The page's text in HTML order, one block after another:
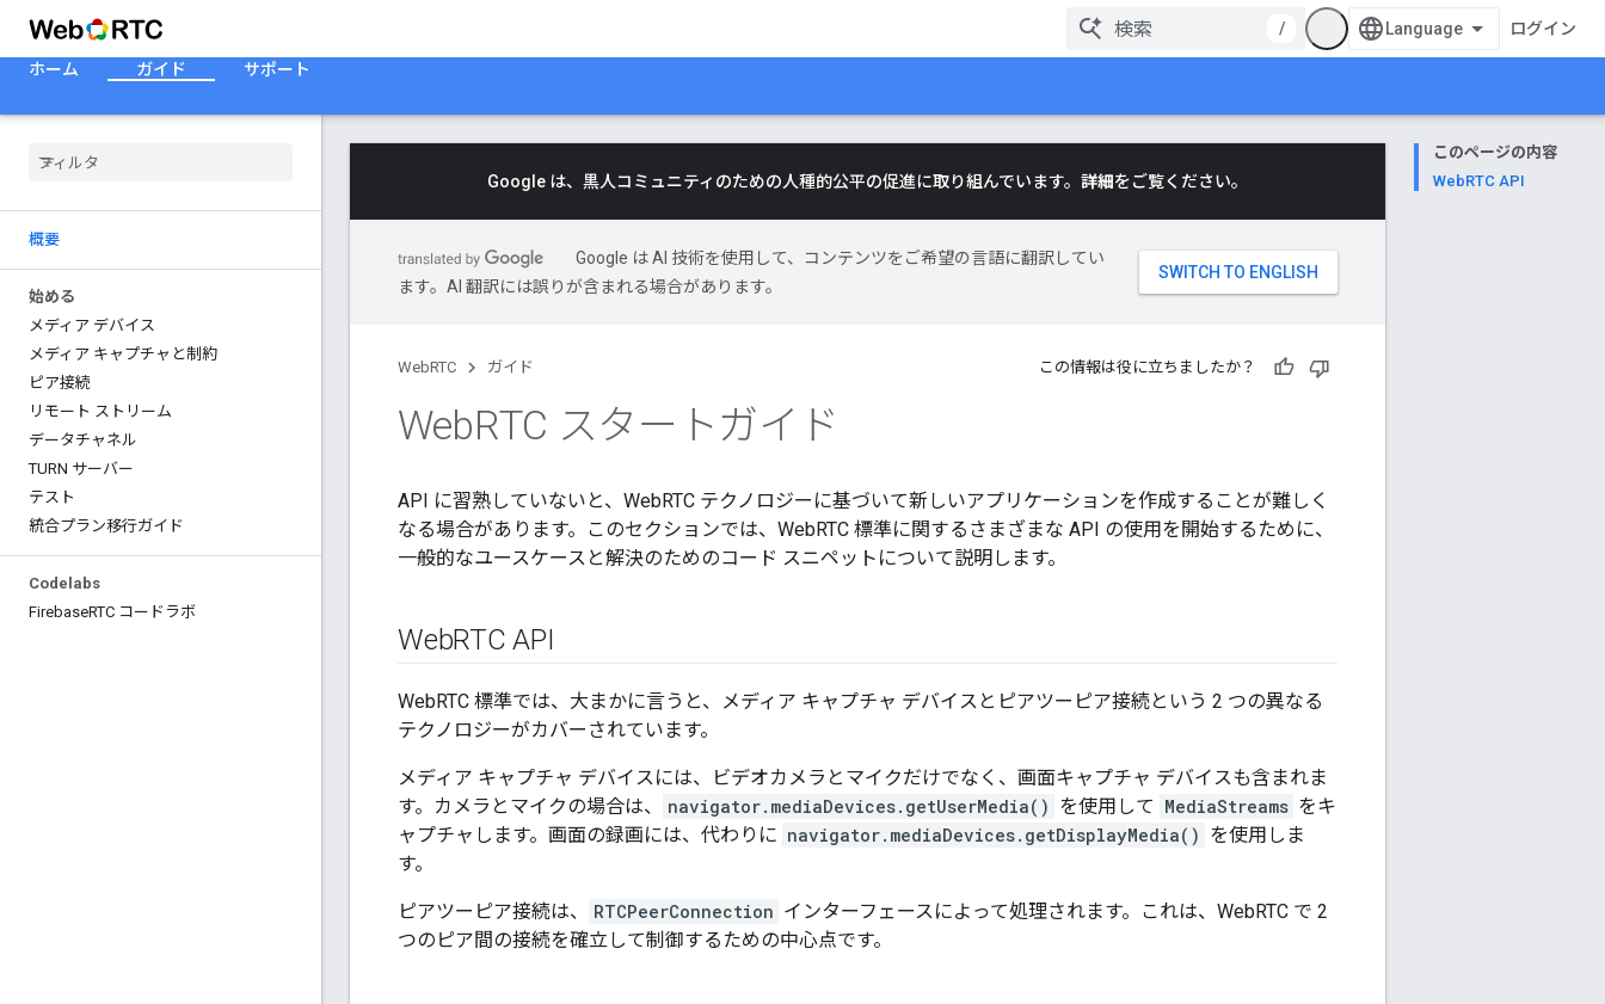
/ ログイン
ホーム ガイド サポート
概要
始める
メディア デバイス
メディア キャプチャと制約
ピア接続
リモート ストリーム
データチャネル
TURN サーバー
テスト
統合プラン移行ガイド
Codelabs
FirebaseRTC コードラボ
このページの内容
WebRTC API
Google は、黒人コミュニティのための人種的公平の促進に取り組んでいます。 詳細をご覧ください。
Google は AI 技術を使用して、コンテンツをご希望の言語に翻訳してい
ます。AI 翻訳には誤りが含まれる場合があります。
WebRTC ガイド この情報は役に立ちましたか？
WebRTC スタートガイド
API に習熟していないと、WebRTC テクノロジーに基づいて新しいアプリケーションを作成することが難しく
なる場合があります。このセクションでは、WebRTC 標準に関するさまざまな API の使用を開始するために、
一般的なユースケースと解決のためのコード スニペットについて説明します。
WebRTC API
WebRTC 標準では、大まかに言うと、メディア キャプチャ デバイスとピアツーピア接続という 2 つの異なる
テクノロジーがカバーされています。
メディア キャプチャ デバイスには、ビデオカメラとマイクだけでなく、画面キャプチャ デバイスも含まれま
す。カメラとマイクの場合は、
navigator.mediaDevices.getUserMedia() を使用して MediaStreams をキ
ャプチャします。画面の録画には、代わりに navigator.mediaDevices.getDisplayMedia() を使用しま
す。
ピアツーピア接続は、 RTCPeerConnection インターフェースによって処理されます。これは、WebRTC で 2
つのピア間の接続を確立して制御するための中心点です。